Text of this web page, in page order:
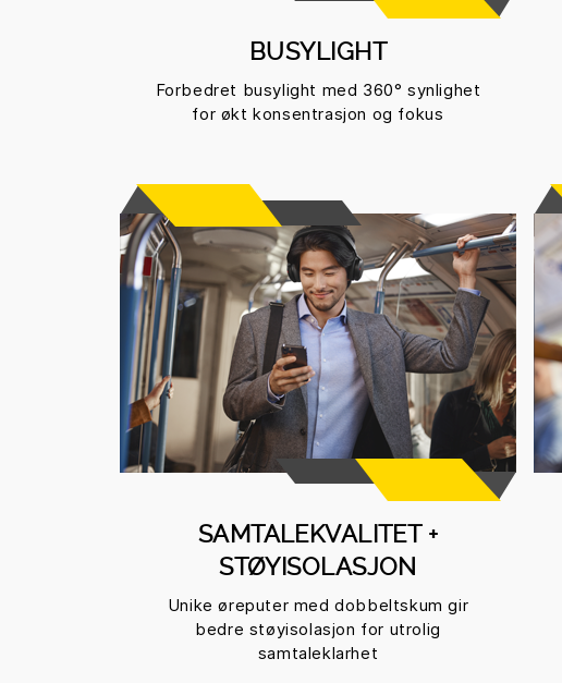
BUSYLIGHT
Forbedret busylight med 360° synlighet
for økt konsentrasjon og fokus
SAMTALEKVALITET +
STØYISOLASJON
Unike øreputer med dobbeltskum gir
bedre støyisolasjon for utrolig
samtaleklarhet